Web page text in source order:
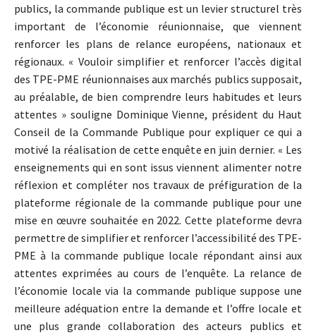
publics, la commande publique est un levier structurel très
important de l’économie réunionnaise, que viennent
renforcer les plans de relance européens, nationaux et
régionaux. « Vouloir simplifier et renforcer l’accès digital
des TPE-PME réunionnaises aux marchés publics supposait,
au préalable, de bien comprendre leurs habitudes et leurs
attentes » souligne Dominique Vienne, président du Haut
Conseil de la Commande Publique pour expliquer ce qui a
motivé la réalisation de cette enquête en juin dernier. « Les
enseignements qui en sont issus viennent alimenter notre
réflexion et compléter nos travaux de préfiguration de la
plateforme régionale de la commande publique pour une
mise en œuvre souhaitée en 2022. Cette plateforme devra
permettre de simplifier et renforcer l’accessibilité des TPE-
PME à la commande publique locale répondant ainsi aux
attentes exprimées au cours de l’enquête. La relance de
l’économie locale via la commande publique suppose une
meilleure adéquation entre la demande et l’offre locale et
une plus grande collaboration des acteurs publics et